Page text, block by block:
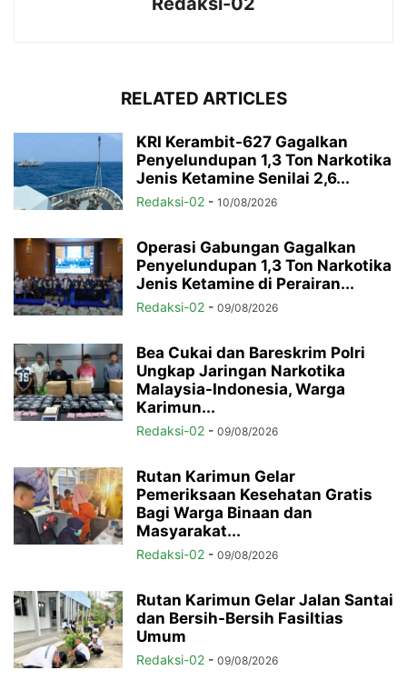
RELATED ARTICLES
KRI Kerambit-627 Gagalkan
Penyelundupan 1,3 Ton Narkotika
Jenis Ketamine Senilai 2,6...
Redaksi-02 - 10/08/2026
Operasi Gabungan Gagalkan
Penyelundupan 1,3 Ton Narkotika
Jenis Ketamine di Perairan...
Redaksi-02 - 09/08/2026
Bea Cukai dan Bareskrim Polri
Ungkap Jaringan Narkotika
Malaysia-Indonesia, Warga
Karimun...
Redaksi-02 - 09/08/2026
Rutan Karimun Gelar
Pemeriksaan Kesehatan Gratis
Bagi Warga Binaan dan
Masyarakat...
Redaksi-02 - 09/08/2026
Rutan Karimun Gelar Jalan Santai
dan Bersih-Bersih Fasiltias
Umum
Redaksi-02 - 09/08/2026